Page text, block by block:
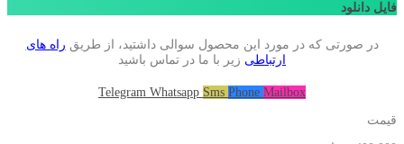
فایل دانلود
در صورتی که در مورد این محصول سوالی داشتید، از طریق راه های
ارتباطی زیر با ما در تماس باشید
Telegram Whatsapp Sms Phone Mailbox
قیمت